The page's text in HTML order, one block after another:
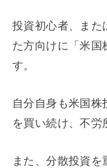
投資初心者、また
た方向けに「米国
す。
自分自身も米国
を買い続け、不労
また、分散投資